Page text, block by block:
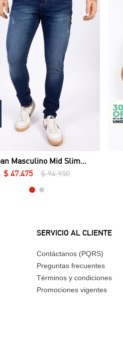
Vista rápida
Masculino Mid Slim
Essential
$ 47.475 $ 94.950
SERVICIO AL CLIENTE
Contáctanos (PQRS)
Preguntas frecuentes
Términos y condiciones
Promociones vigentes